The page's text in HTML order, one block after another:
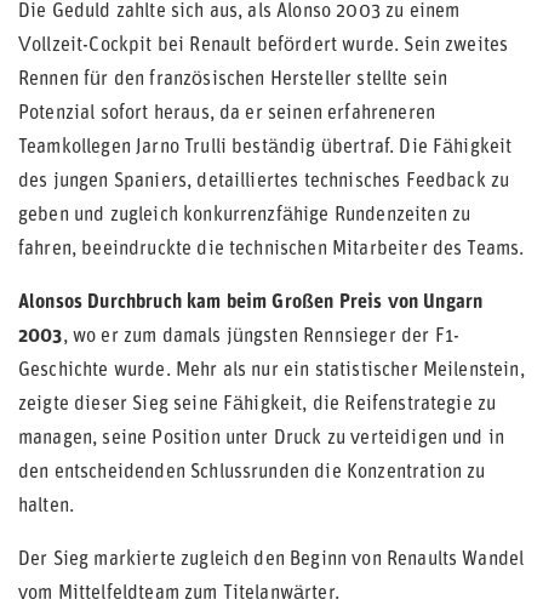
Die Geduld zahlte sich aus, als Alonso 2003 zu einem
Vollzeit-Cockpit bei Renault befördert wurde. Sein zweites
Rennen für den französischen Hersteller stellte sein
Potenzial sofort heraus, da er seinen erfahreneren
Teamkollegen Jarno Trulli beständig übertraf. Die Fähigkeit
des jungen Spaniers, detailliertes technisches Feedback zu
geben und zugleich konkurrenzfähige Rundenzeiten zu
fahren, beeindruckte die technischen Mitarbeiter des Teams.
Alonsos Durchbruch kam beim Großen Preis von Ungarn
2003, wo er zum damals jüngsten Rennsieger der F1-
Geschichte wurde. Mehr als nur ein statistischer Meilenstein,
zeigte dieser Sieg seine Fähigkeit, die Reifenstrategie zu
managen, seine Position unter Druck zu verteidigen und in
den entscheidenden Schlussrunden die Konzentration zu
halten.
Der Sieg markierte zugleich den Beginn von Renaults Wandel
vom Mittelfeldteam zum Titelanwärter.